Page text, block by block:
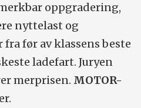
oppgradering,
nyttelast og
før av klassens beste
ladefart. Juryen
merprisen. MOTOR-